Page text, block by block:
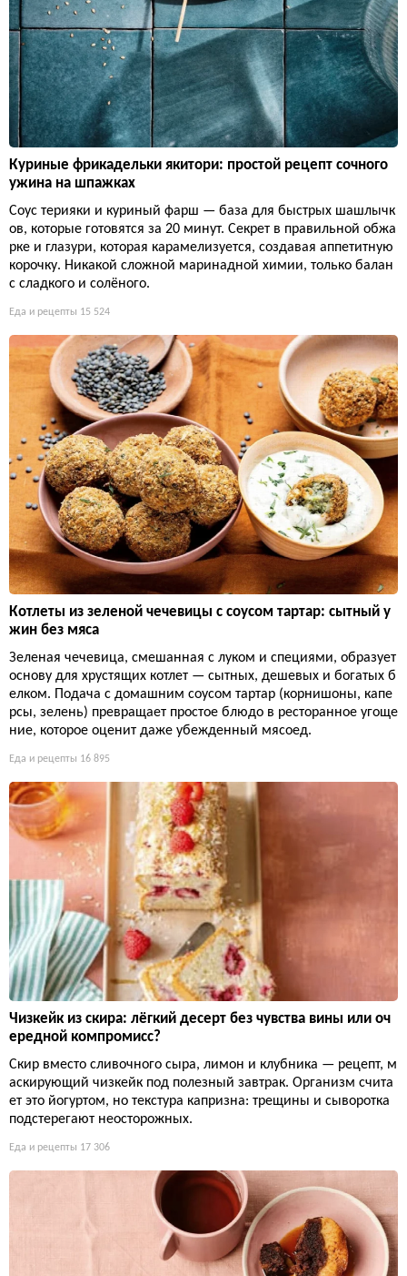
Куриные фрикадельки якитори: простой рецепт сочного
ужина на шпажках
Соус терияки и куриный фарш — база для быстрых шашлычк
ов, которые готовятся за 20 минут. Секрет в правильной обжа
рке и глазури, которая карамелизуется, создавая аппетитную
корочку. Никакой сложной маринадной химии, только балан
с сладкого и солёного.
Еда и рецепты 15 524
Котлеты из зеленой чечевицы с соусом тартар: сытный у
жин без мяса
Зеленая чечевица, смешанная с луком и специями, образует
основу для хрустящих котлет — сытных, дешевых и богатых б
елком. Подача с домашним соусом тартар (корнишоны, капе
рсы, зелень) превращает простое блюдо в ресторанное угоще
ние, которое оценит даже убежденный мясоед.
Еда и рецепты 16 895
Чизкейк из скира: лёгкий десерт без чувства вины или оч
ередной компромисс?
Скир вместо сливочного сыра, лимон и клубника — рецепт, м
аскирующий чизкейк под полезный завтрак. Организм счита
ет это йогуртом, но текстура капризна: трещины и сыворотка
подстерегают неосторожных.
Еда и рецепты 17 306